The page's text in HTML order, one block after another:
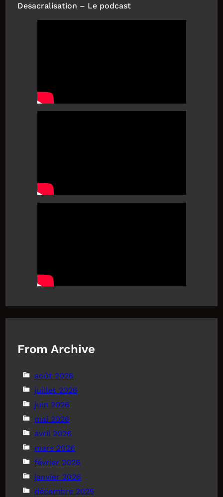
Desacralisation – Le podcast
From Archive
août 2026
juillet 2026
juin 2026
mai 2026
avril 2026
mars 2026
février 2026
janvier 2026
décembre 2025